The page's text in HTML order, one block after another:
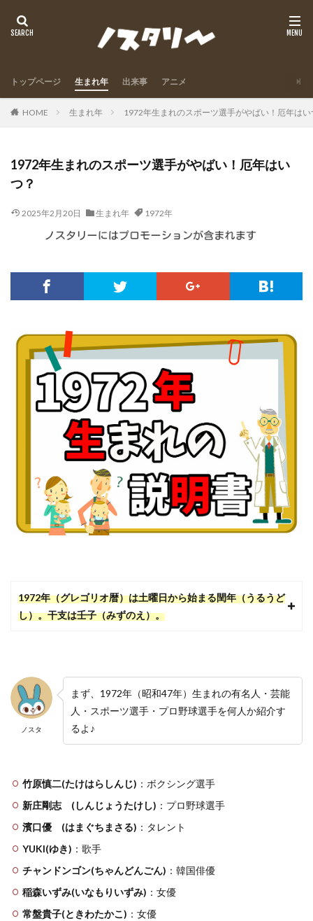
トップページ 生まれ年 出来事 アニメ
HOME 生まれ年 1972年生まれのスポーツ選手がやばい！厄年はい
1972年生まれのスポーツ選手がやばい！厄年はい
つ？
2025年2月20日 生まれ年 1972年
1972年（グレゴリオ暦）は土曜日から始まる閏年（うるうど
し）。干支は壬子（みずのえ）。
ノスタ
まず、1972年（昭和47年）生まれの有名人・芸能
人・スポーツ選手・プロ野球選手を何人か紹介す
るよ♪
竹原慎二(たけはらしんじ) ：ボクシング選手
新庄剛志 (しんじょうたけし) ：プロ野球選手
濱口優 (はまぐちまさる) ：タレント
YUKI(ゆき) ：歌手
チャンドンゴン(ちゃんどんごん) ：韓国俳優
稲森いずみ(いなもりいずみ) ：女優
常盤貴子(ときわたかこ) ：女優